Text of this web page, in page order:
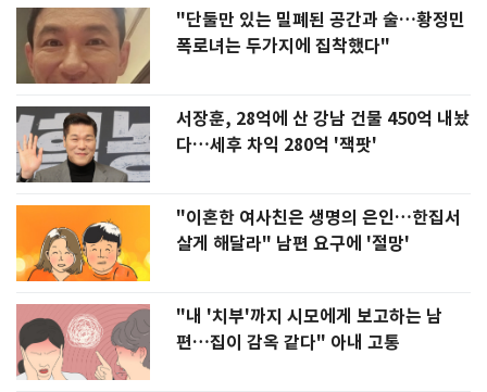
"단둘만 있는 밀폐된 공간과 술…황정민
폭로녀는 두가지에 집착했다"
서장훈, 28억에 산 강남 건물 450억 내놨
다…세후 차익 280억 '잭팟'
"이혼한 여사친은 생명의 은인…한집서
살게 해달라" 남편 요구에 '절망'
"내 '치부'까지 시모에게 보고하는 남
편…집이 감옥 같다" 아내 고통